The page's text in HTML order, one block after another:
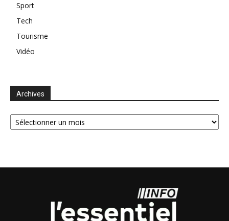
Sport
Tech
Tourisme
Vidéo
Archives
Archives